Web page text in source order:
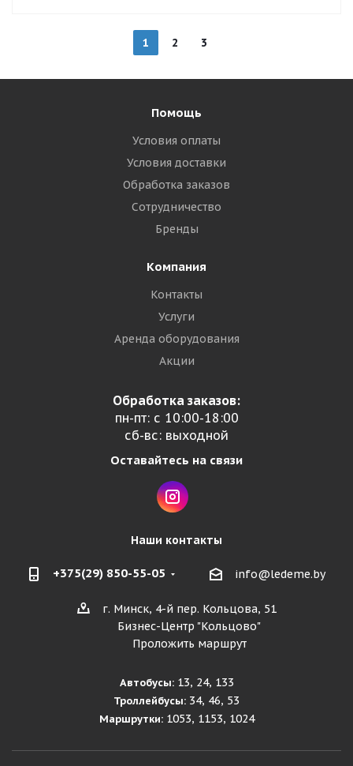
1 2 3
Помощь
Условия оплаты
Условия доставки
Обработка заказов
Сотрудничество
Бренды
Компания
Контакты
Услуги
Аренда оборудования
Акции
Обработка заказов:
пн-пт: с 10:00-18:00
сб-вс: выходной
Оставайтесь на связи
Наши контакты
+375(29) 850-55-05 info@ledeme.by
г. Минск, 4-й пер. Кольцова, 51
Бизнес-Центр "Кольцово"
Проложить маршрут
Автобусы:13, 24, 133
Троллейбусы: 34, 46, 53
Маршрутки:1053, 1153, 1024